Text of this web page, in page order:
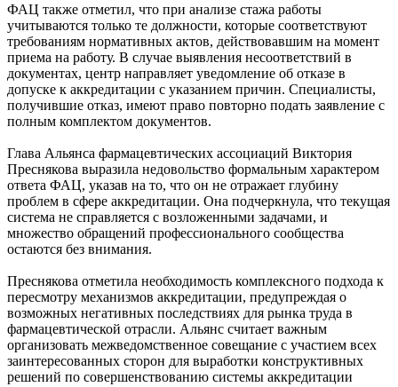
ФАЦ также отметил, что при анализе стажа работы
учитываются только те должности, которые соответствуют
требованиям нормативных актов, действовавшим на момент
приема на работу. В случае выявления несоответствий в
документах, центр направляет уведомление об отказе в
допуске к аккредитации с указанием причин. Специалисты,
получившие отказ, имеют право повторно подать заявление с
полным комплектом документов.
Глава Альянса фармацевтических ассоциаций Виктория
Преснякова выразила недовольство формальным характером
ответа ФАЦ, указав на то, что он не отражает глубину
проблем в сфере аккредитации. Она подчеркнула, что текущая
система не справляется с возложенными задачами, и
множество обращений профессионального сообщества
остаются без внимания.
Преснякова отметила необходимость комплексного подхода к
пересмотру механизмов аккредитации, предупреждая о
возможных негативных последствиях для рынка труда в
фармацевтической отрасли. Альянс считает важным
организовать межведомственное совещание с участием всех
заинтересованных сторон для выработки конструктивных
решений по совершенствованию системы аккредитации